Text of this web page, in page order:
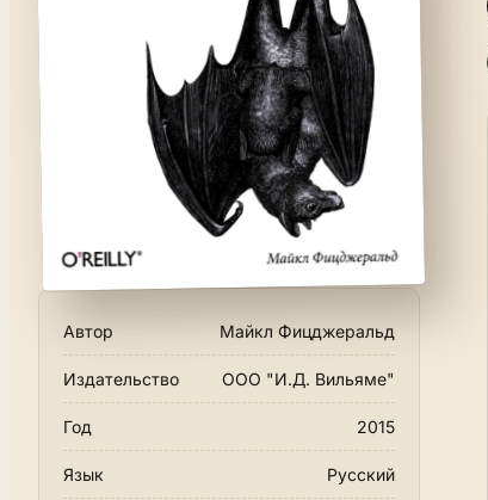
Автор Майкл Фицджеральд
Издательство ООО "И.Д. Вильяме"
Год 2015
Язык Русский